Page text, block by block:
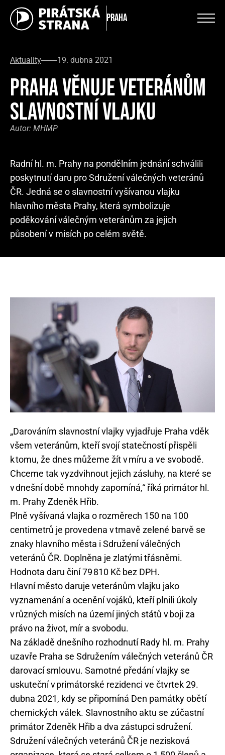
Praha
Aktuality 19. dubna 2021
PRAHA VĚNUJE VETERÁNŮM
SLAVNOSTNÍ VLAJKU
Autor: MHMP
Radní hl. m. Prahy na pondělním jednání schválili
poskytnutí daru pro Sdružení válečných veteránů
ČR. Jedná se o slavnostní vyšívanou vlajku
hlavního města Prahy, která symbolizuje
poděkování válečným veteránům za jejich
působení v misích po celém světě.
„Darováním slavnostní vlajky vyjadřuje Praha vděk
všem veteránům, kteří svojí statečností přispěli
k tomu, že dnes můžeme žít v míru a ve svobodě.
Chceme tak vyzdvihnout jejich zásluhy, na které se
v dnešní době mnohdy zapomíná,“ říká primátor hl.
m. Prahy Zdeněk Hřib.
Plně vyšívaná vlajka o rozměrech 150 na 100
centimetrů je provedena v tmavě zelené barvě se
znaky hlavního města i Sdružení válečných
veteránů ČR. Doplněna je zlatými třásněmi.
Hodnota daru činí 79 810 Kč bez DPH.
Hlavní město daruje veteránům vlajku jako
vyznamenání a ocenění vojáků, kteří plnili úkoly
v různých misích na území jiných států v boji za
právo na život, mír a svobodu.
Na základě dnešního rozhodnutí Rady hl. m. Prahy
uzavře Praha se Sdružením válečných veteránů ČR
darovací smlouvu. Samotné předání vlajky se
uskuteční v primátorské rezidenci ve čtvrtek 29.
dubna 2021, kdy se připomíná Den památky obětí
chemických válek. Slavnostního aktu se zúčastní
primátor Zdeněk Hřib a dva zástupci sdružení.
Sdružení válečných veteránů ČR je nezisková